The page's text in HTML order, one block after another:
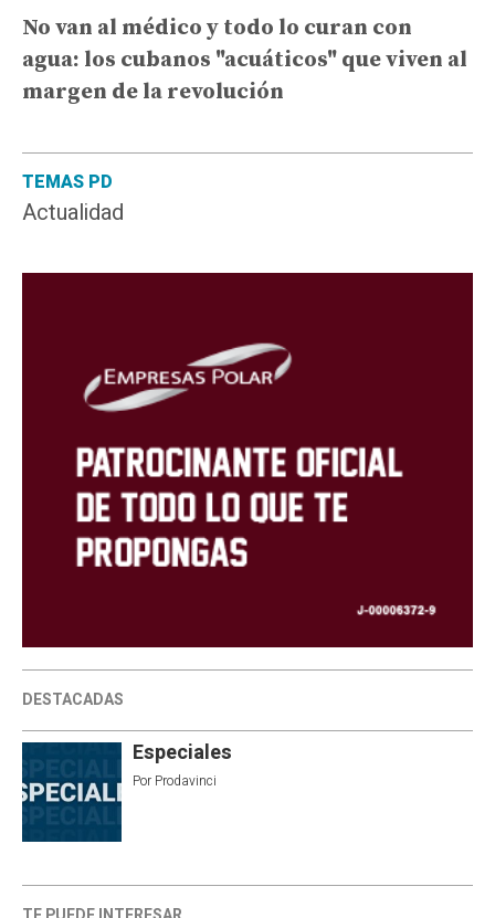
TEMAS PD
Actualidad
DESTACADAS
Especiales
Por Prodavinci
No van al médico y todo lo curan con
agua: los cubanos "acuáticos" que viven al
margen de la revolución